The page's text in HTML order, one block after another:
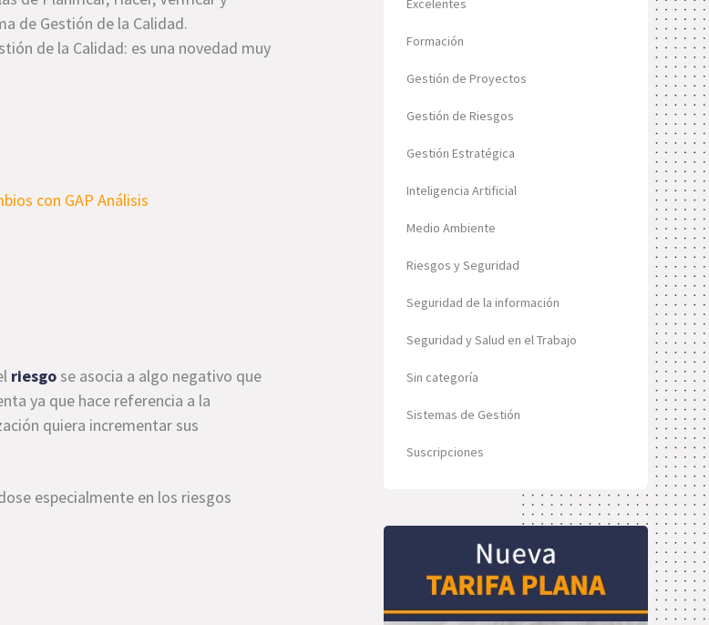
de Gestión de la Calidad.
de la Calidad: es una novedad muy
riesgose asocia a algo negativo que
ya que hace referencia a la
quiera incrementar sus
especialmente en los riesgos
Excelentes
Formación
Gestión de Proyectos
Gestión de Riesgos
Gestión Estratégica
Inteligencia Artificial
Medio Ambiente
Riesgos y Seguridad
Seguridad de la información
Seguridad y Salud en el Trabajo
Sin categoría
Sistemas de Gestión
Suscripciones